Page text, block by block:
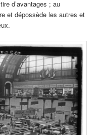
d’avantages ; au
et dépossède les autres et